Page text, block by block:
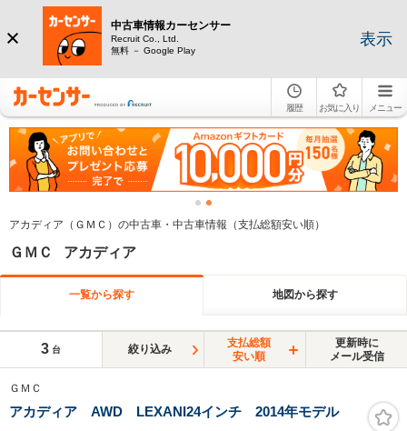
中古車情報カーセンサー
Recruit Co., Ltd.
無料 － Google Play
表示
履歴 お気に入り メニュー
アカディア（ＧＭＣ）の中古車・中古車情報（支払総額安い順）
ＧＭＣ アカディア
一覧から探す 地図から探す
3 台 絞り込み
支払総額
安い順
更新時に
メール受信
ＧＭＣ
アカディア AWD LEXANI24インチ 2014年モデル